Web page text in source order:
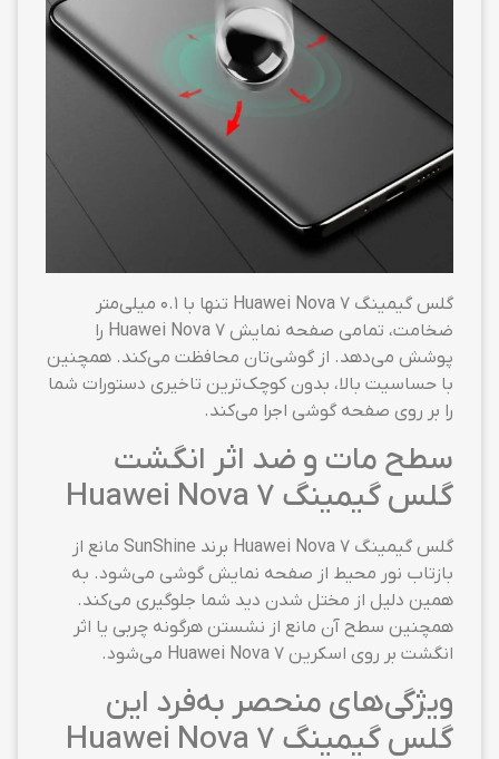
گلس گیمینگ Huawei Nova 7 تنها با ۰.۱ میلی‌متر
ضخامت، تمامی صفحه نمایش Huawei Nova 7 را
پوشش می‌دهد. از گوشی‌تان محافظت می‌کند. همچنین
با حساسیت بالا، بدون کوچک‌ترین تاخیری دستورات شما
را بر روی صفحه گوشی اجرا می‌کند.
سطح مات و ضد اثر انگشت
گلس گیمینگ Huawei Nova 7
گلس گیمینگ Huawei Nova 7 برند SunShine مانع از
بازتاب نور محیط از صفحه نمایش گوشی می‌شود. به
همین دلیل از مختل شدن دید شما جلوگیری می‌کند.
همچنین سطح آن مانع از نشستن هرگونه چربی یا اثر
انگشت بر روی اسکرین Huawei Nova 7 می‌شود.
ویژگی‌های منحصر به‌فرد این
گلس گیمینگ Huawei Nova 7